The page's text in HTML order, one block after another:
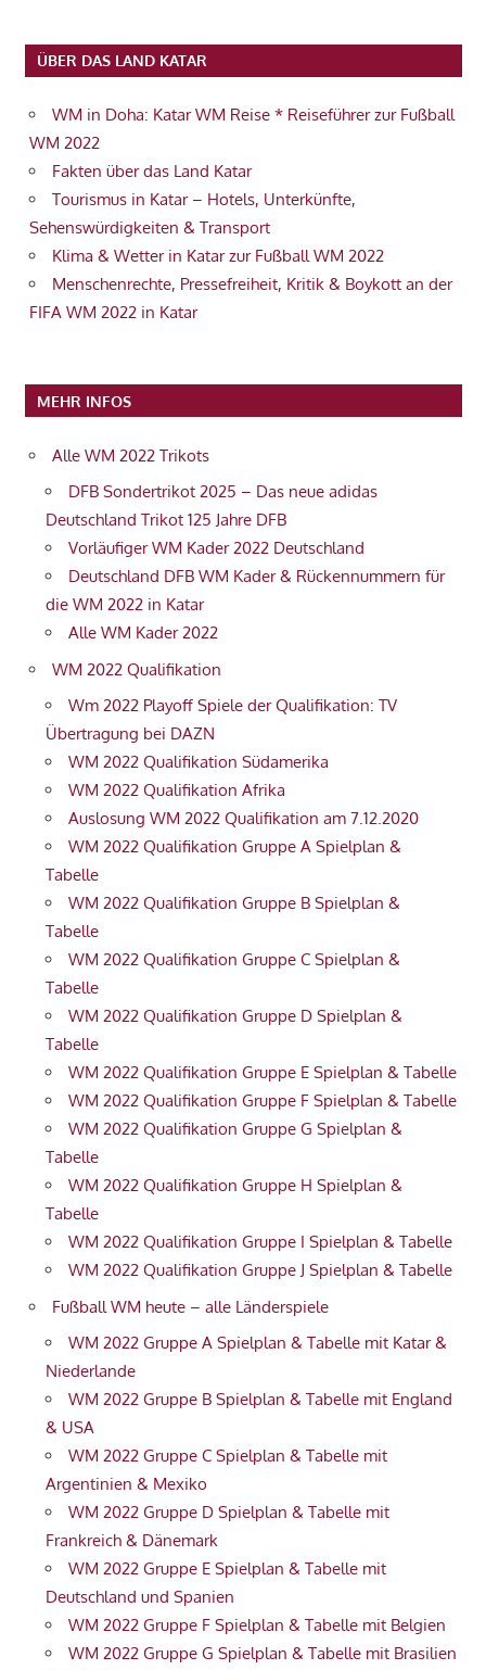
ÜBER DAS LAND KATAR
WM in Doha: Katar WM Reise * Reiseführer zur Fußball
WM 2022
Fakten über das Land Katar
Tourismus in Katar – Hotels, Unterkünfte,
Sehenswürdigkeiten & Transport
Klima & Wetter in Katar zur Fußball WM 2022
Menschenrechte, Pressefreiheit, Kritik & Boykott an der
FIFA WM 2022 in Katar
MEHR INFOS
Alle WM 2022 Trikots
DFB Sondertrikot 2025 – Das neue adidas
Deutschland Trikot 125 Jahre DFB
Vorläufiger WM Kader 2022 Deutschland
Deutschland DFB WM Kader & Rückennummern für
die WM 2022 in Katar
Alle WM Kader 2022
WM 2022 Qualifikation
Wm 2022 Playoff Spiele der Qualifikation: TV
Übertragung bei DAZN
WM 2022 Qualifikation Südamerika
WM 2022 Qualifikation Afrika
Auslosung WM 2022 Qualifikation am 7.12.2020
WM 2022 Qualifikation Gruppe A Spielplan &
Tabelle
WM 2022 Qualifikation Gruppe B Spielplan &
Tabelle
WM 2022 Qualifikation Gruppe C Spielplan &
Tabelle
WM 2022 Qualifikation Gruppe D Spielplan &
Tabelle
WM 2022 Qualifikation Gruppe E Spielplan & Tabelle
WM 2022 Qualifikation Gruppe F Spielplan & Tabelle
WM 2022 Qualifikation Gruppe G Spielplan &
Tabelle
WM 2022 Qualifikation Gruppe H Spielplan &
Tabelle
WM 2022 Qualifikation Gruppe I Spielplan & Tabelle
WM 2022 Qualifikation Gruppe J Spielplan & Tabelle
Fußball WM heute – alle Länderspiele
WM 2022 Gruppe A Spielplan & Tabelle mit Katar &
Niederlande
WM 2022 Gruppe B Spielplan & Tabelle mit England
& USA
WM 2022 Gruppe C Spielplan & Tabelle mit
Argentinien & Mexiko
WM 2022 Gruppe D Spielplan & Tabelle mit
Frankreich & Dänemark
WM 2022 Gruppe E Spielplan & Tabelle mit
Deutschland und Spanien
WM 2022 Gruppe F Spielplan & Tabelle mit Belgien
WM 2022 Gruppe G Spielplan & Tabelle mit Brasilien